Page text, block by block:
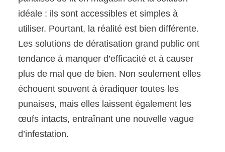
idéale : ils sont accessibles et simples à
utiliser. Pourtant, la réalité est bien différente.
Les solutions de dératisation grand public ont
tendance à manquer d’efficacité et à causer
plus de mal que de bien. Non seulement elles
échouent souvent à éradiquer toutes les
punaises, mais elles laissent également les
œufs intacts, entraînant une nouvelle vague
d’infestation.